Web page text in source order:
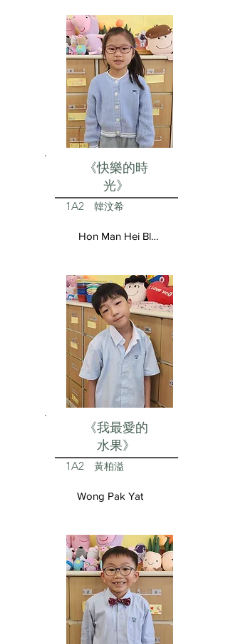
《快樂的時
光》
1A2 韓汶希
Hon Man Hei Blair
《我最愛的
水果》
1A2 黃柏溢
Wong Pak Yat